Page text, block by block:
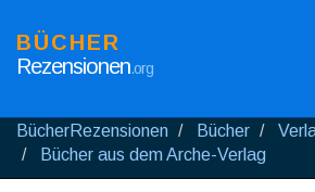
BÜCHER
Rezensionen.org
BücherRezensionen Bücher
Bücher aus dem Arche-Verlag